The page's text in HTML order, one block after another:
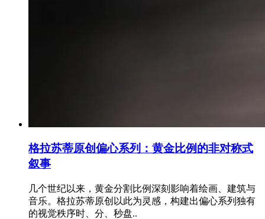
格拉苏蒂原创偏心系列：黄金比例的非对称式
叙事
几个世纪以来，黄金分割比例深刻影响着绘画、建筑与
音乐。格拉苏蒂原创以此为灵感，构建出偏心系列独有
的视觉秩序时、分、秒盘..